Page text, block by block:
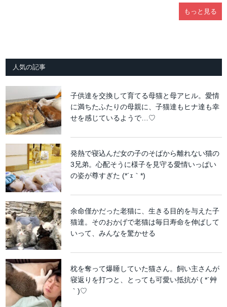
もっと見る
人気の記事
子供達を交換して育てる母猫と母アヒル。愛情
に満ちたふたりの母親に、子猫達もヒナ達も幸
せを感じているようで…♡
発熱で寝込んだ女の子のそばから離れない猫の
3兄弟。心配そうに様子を見守る愛情いっぱい
の姿が尊すぎた (*´ｪ｀*)
余命僅かだった老猫に、生きる目的を与えた子
猫達。そのおかげで老猫は毎日寿命を伸ばして
いって、みんなを驚かせる
枕を奪って爆睡していた猫さん。飼い主さんが
寝返りを打つと、とっても可愛い抵抗が ( *´艸
｀)♡